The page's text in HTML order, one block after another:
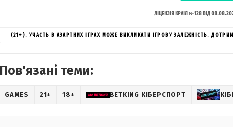
ЛІЦЕНЗІЯ КРАІЛ №128 ВІД
(21+). УЧАСТЬ В АЗАРТНИХ ІГРАХ МОЖЕ ВИКЛИКАТИ ІГРОВУ ЗАЛЕЖНІСТЬ.
Пов'язані теми:
GAMES 21+ 18+ BETKING КІБЕРСПОРТ